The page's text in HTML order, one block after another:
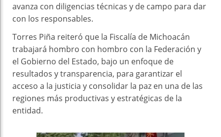
avanza con diligencias técnicas y de campo para dar
con los responsables.
Torres Piña reiteró que la Fiscalía de Michoacán
trabajará hombro con hombro con la Federación y
el Gobierno del Estado, bajo un enfoque de
resultados y transparencia, para garantizar el
acceso a la justicia y consolidar la paz en una de las
regiones más productivas y estratégicas de la
entidad.